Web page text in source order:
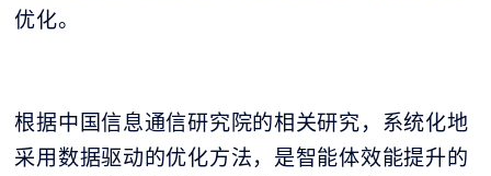
优化。
根据中国信息通信研究院的相关研究，系统化地
采用数据驱动的优化方法，是智能体效能提升的